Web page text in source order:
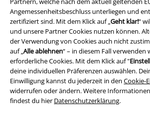
Angemessenheitsbeschluss unterliegen und
zertifiziert sind. Mit dem Klick auf „Geht klar!“
und unsere Partner Cookies nutzen können.
der Verwendung von Cookies auch nicht
auf „Alle ablehnen“ – in diesem Fall verwenden
erforderliche Cookies. Mit dem Klick auf "
deine individuellen Präferenzen auswählen.
Einwilligung kannst du jederzeit in den Cookie-
widerrufen oder ändern. Weitere
findest du hier Datenschutzerklärung.
Größentabelle
BSC Mitgliedschaft kündigen
Zahlungsarten
Angebote für dich